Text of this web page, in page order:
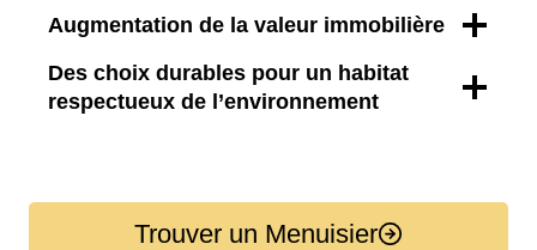
Augmentation de la valeur immobilière
Des choix durables pour un habitat
respectueux de l’environnement
Trouver un Menuisier